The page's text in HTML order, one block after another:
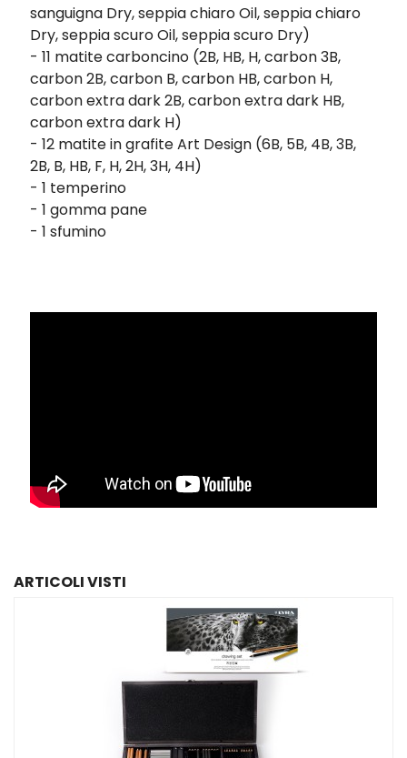
sanguigna Dry, seppia chiaro Oil, seppia chiaro
Dry, seppia scuro Oil, seppia scuro Dry)
- 11 matite carboncino (2B, HB, H, carbon 3B,
carbon 2B, carbon B, carbon HB, carbon H,
carbon extra dark 2B, carbon extra dark HB,
carbon extra dark H)
- 12 matite in grafite Art Design (6B, 5B, 4B, 3B,
2B, B, HB, F, H, 2H, 3H, 4H)
- 1 temperino
- 1 gomma pane
- 1 sfumino
ARTICOLI VISTI